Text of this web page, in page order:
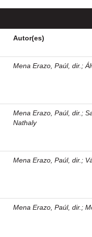
Autor(es)
Mena Erazo, Paúl, dir. ;
Mena Erazo, Paúl, dir. ;
Nathaly
Mena Erazo, Paúl, dir. ;
Mena Erazo, Paúl, dir. ;